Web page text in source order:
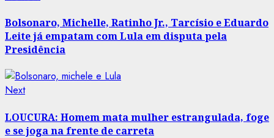
navigation
Bolsonaro, Michelle, Ratinho Jr., Tarcísio e Eduardo
Leite já empatam com Lula em disputa pela
Presidência
NextNext
LOUCURA: Homem mata mulher estrangulada, foge
e se joga na frente de carreta